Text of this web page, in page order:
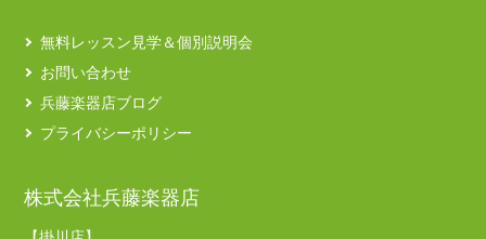
株式会社兵藤楽器店
無料レッスン見学＆個別説明会
お問い合わせ
兵藤楽器店ブログ
プライバシーポリシー